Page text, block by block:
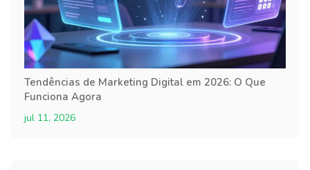
Tendências de Marketing Digital em 2026: O Que
Funciona Agora
jul 11, 2026